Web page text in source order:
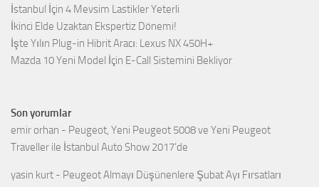
İstanbul İçin 4 Mevsim Lastikler Yeterli
İkinci Elde Uzaktan Ekspertiz Dönemi!
İşte Yılın Plug-in Hibrit Aracı: Lexus NX 450H+
Mazda 10 Yeni Model İçin E-Call Sistemini Bekliyor
Son yorumlar
emir orhan - Peugeot, Yeni Peugeot 5008 ve Yeni Peugeot
Traveller ile İstanbul Auto Show 2017’de
yasin kurt - Peugeot Almayı Düşünenlere Şubat Ayı Fırsatları